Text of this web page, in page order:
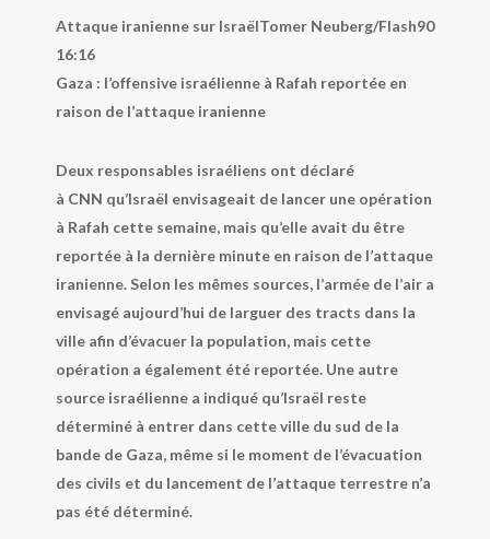
Attaque iranienne sur IsraëlTomer Neuberg/Flash90
16:16
Gaza : l’offensive israélienne à Rafah reportée en
raison de l’attaque iranienne
Deux responsables israéliens ont déclaré
à CNN qu’Israël envisageait de lancer une opération
à Rafah cette semaine, mais qu’elle avait du être
reportée à la dernière minute en raison de l’attaque
iranienne. Selon les mêmes sources, l’armée de l’air a
envisagé aujourd’hui de larguer des tracts dans la
ville afin d’évacuer la population, mais cette
opération a également été reportée. Une autre
source israélienne a indiqué qu’Israël reste
déterminé à entrer dans cette ville du sud de la
bande de Gaza, même si le moment de l’évacuation
des civils et du lancement de l’attaque terrestre n’a
pas été déterminé.